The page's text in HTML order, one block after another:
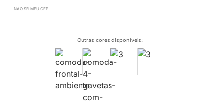
NÃO SEI MEU CEP
Outras cores disponíveis: